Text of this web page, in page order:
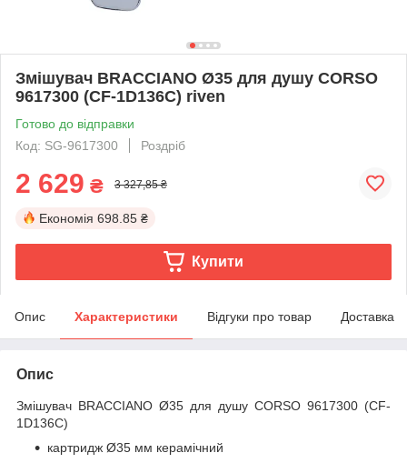
Змішувач BRACCIANO Ø35 для душу CORSO
9617300 (CF-1D136C) riven
Готово до відправки
Код: SG-9617300
Роздріб
2 629 ₴ 3 327,85 ₴
Економія 698.85 ₴
Купити
Опис Характеристики Відгуки про товар Доставка
Опис
Змішувач BRACCIANO Ø35 для душу CORSO 9617300 (CF-
1D136C)
картридж Ø35 мм керамічний